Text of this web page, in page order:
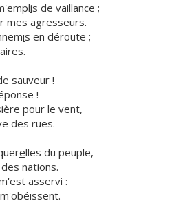
is de vaillance ;
r mes agresseurs.
is en déroute ;
sauveur !
!
ère pour le vent,
des rues.
elles du peuple,
nations.
asservi :